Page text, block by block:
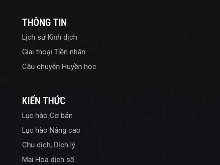
THÔNG TIN
Lịch sử Kinh dịch
Giai thoại Tiền nhân
Câu chuyện Huyền học
KIẾN THỨC
Lục hào Cơ bản
Lục hào Nâng cao
Chu dịch, Dịch lý
Mai Hoa dịch số